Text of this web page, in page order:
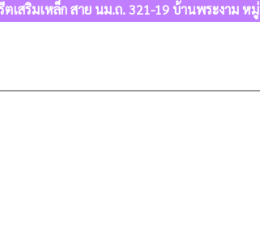
ตเสริมเหล็ก สาย นม.ถ. 321-19 บ้านพระงา